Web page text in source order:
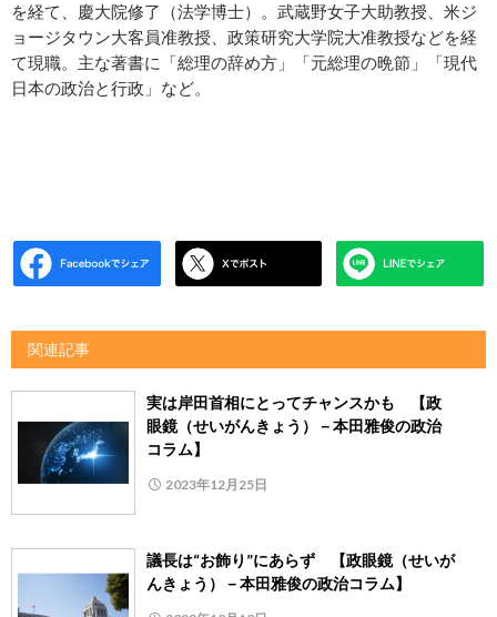
を経て、慶大院修了（法学博士）。武蔵野女子大助教授、米ジ
ョージタウン大客員准教授、政策研究大学院大准教授などを経
て現職。主な著書に「総理の辞め方」「元総理の晩節」「現代
日本の政治と行政」など。
関連記事
実は岸田首相にとってチャンスかも 【政
眼鏡（せいがんきょう）－本田雅俊の政治
コラム】
2023年12月25日
議長は“お飾り”にあらず 【政眼鏡（せいが
んきょう）－本田雅俊の政治コラム】